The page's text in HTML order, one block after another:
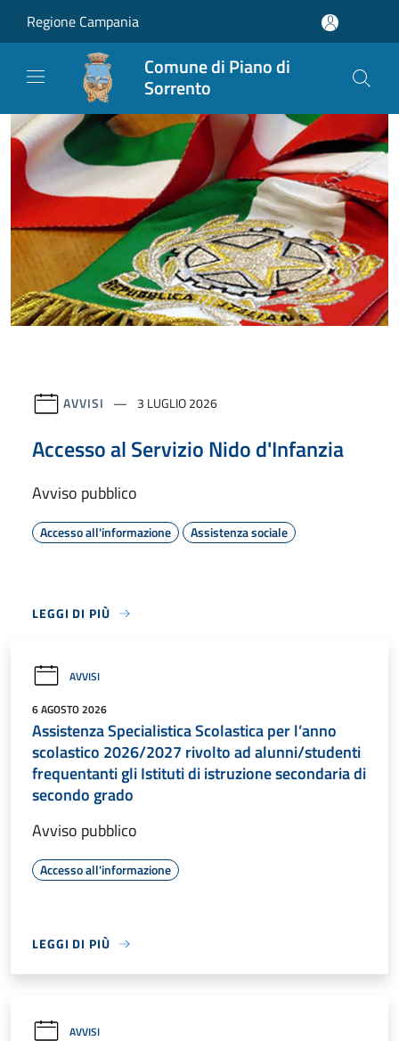
Regione Campania
Comune di Piano di
Sorrento
AVVISI 3 LUGLIO 2026
Accesso al Servizio Nido d'Infanzia
Avviso pubblico
Accesso all'informazione Assistenza sociale
LEGGI DI PIÙ
AVVISI
6 AGOSTO 2026
Assistenza Specialistica Scolastica per l’anno
scolastico 2026/2027 rivolto ad alunni/studenti
frequentanti gli Istituti di istruzione secondaria di
secondo grado
Avviso pubblico
Accesso all'informazione
LEGGI DI PIÙ
AVVISI